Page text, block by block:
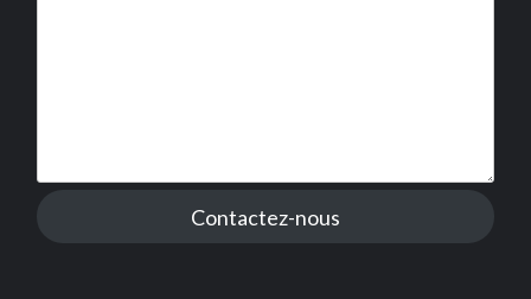
Contactez-nous